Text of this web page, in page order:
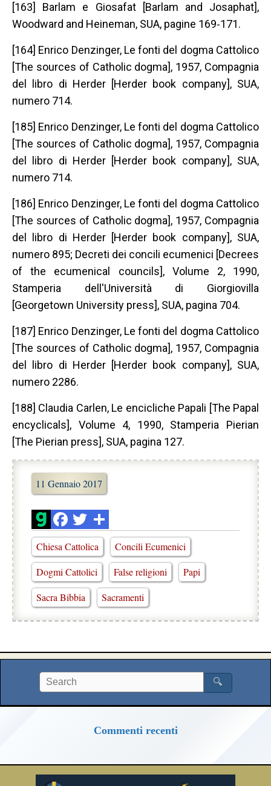
[163] Barlam e Giosafat [Barlam and Josaphat],
Woodward and Heineman, SUA, pagine 169‐171.
[164] Enrico Denzinger, Le fonti del dogma Cattolico
[The sources of Catholic dogma], 1957, Compagnia
del libro di Herder [Herder book company], SUA,
numero 714.
[185] Enrico Denzinger, Le fonti del dogma Cattolico
[The sources of Catholic dogma], 1957, Compagnia
del libro di Herder [Herder book company], SUA,
numero 714.
[186] Enrico Denzinger, Le fonti del dogma Cattolico
[The sources of Catholic dogma], 1957, Compagnia
del libro di Herder [Herder book company], SUA,
numero 895; Decreti dei concili ecumenici [Decrees
of the ecumenical councils], Volume 2, 1990,
Stamperia dell'Università di Giorgiovilla
[Georgetown University press], SUA, pagina 704.
[187] Enrico Denzinger, Le fonti del dogma Cattolico
[The sources of Catholic dogma], 1957, Compagnia
del libro di Herder [Herder book company], SUA,
numero 2286.
[188] Claudia Carlen, Le encicliche Papali [The Papal
encyclicals], Volume 4, 1990, Stamperia Pierian
[The Pierian press], SUA, pagina 127.
11 Gennaio 2017
Chiesa Cattolica
Concili Ecumenici
Dogmi Cattolici
False religioni
Papi
Sacra Bibbia
Sacramenti
🔍
Commenti recenti